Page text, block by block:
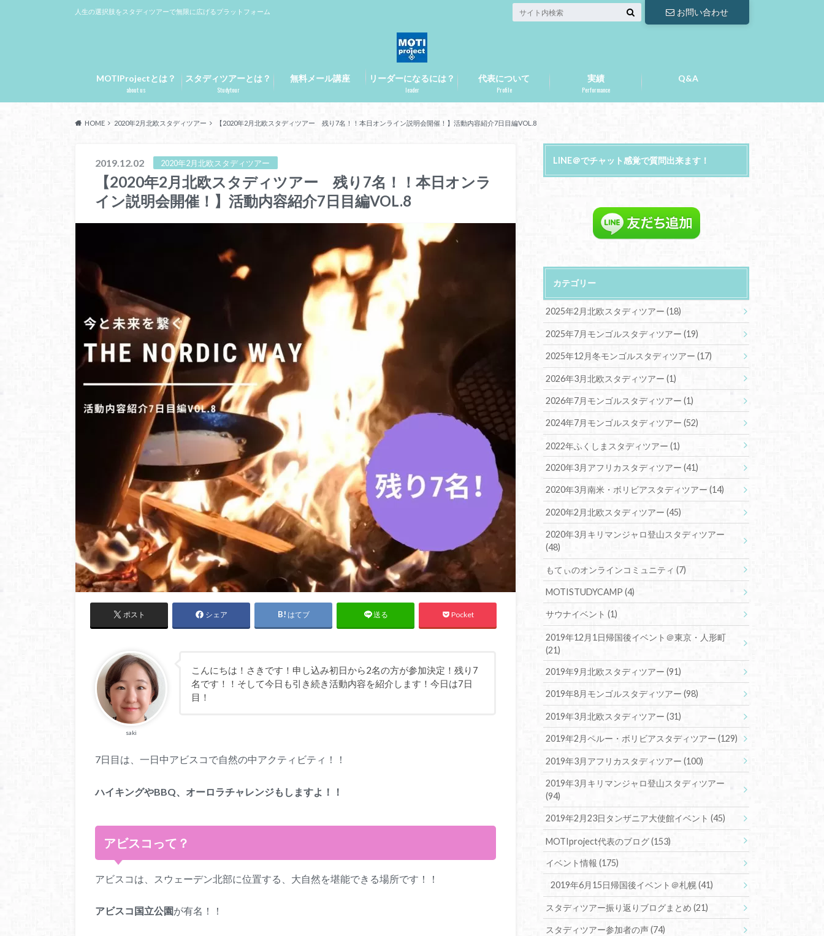
人生の選択肢をスタディツアーで無限に広げるプラットフォーム お問い合わせ
MOTIProjectとは？
about us
スタディツアーとは？
Studytour
無料メール講座 リーダーになるには？
leader
代表について
Profile
実績
Performance
Q&A
HOME 2020年2月北欧スタディツアー 【2020年2月北欧スタディツアー 残り7名！！本日オンライン説明会開催！】活動内容紹介7日目編VOL.8
2019.12.02 2020年2月北欧スタディツアー
【2020年2月北欧スタディツアー 残り7名！！本日オンラ
イン説明会開催！】活動内容紹介7日目編VOL.8
ポスト シェア はてブ 送る Pocket
saki
こんにちは！さきです！申し込み初日から2名の方が参加決定！残り7
名です！！そして今日も引き続き活動内容を紹介します！今日は7日
目！
7日目は、一日中アビスコで自然の中アクティビティ！！
ハイキングやBBQ、オーロラチャレンジもしますよ！！
アビスコって？
アビスコは、スウェーデン北部に位置する、大自然を堪能できる場所です！！
アビスコ国立公園が有名！！
LINE＠でチャット感覚で質問出来ます！
カテゴリー
2025年2月北欧スタディツアー(18)
2025年7月モンゴルスタディツアー(19)
2025年12月冬モンゴルスタディツアー(17)
2026年3月北欧スタディツアー(1)
2026年7月モンゴルスタディツアー(1)
2024年7月モンゴルスタディツアー(52)
2022年ふくしまスタディツアー(1)
2020年3月アフリカスタディツアー(41)
2020年3月南米・ボリビアスタディツアー(14)
2020年2月北欧スタディツアー(45)
2020年3月キリマンジャロ登山スタディツアー
(48)
もてぃのオンラインコミュニティ(7)
MOTISTUDYCAMP(4)
サウナイベント(1)
2019年12月1日帰国後イベント＠東京・人形町
(21)
2019年9月北欧スタディツアー(91)
2019年8月モンゴルスタディツアー(98)
2019年3月北欧スタディツアー(31)
2019年2月ペルー・ボリビアスタディツアー(129)
2019年3月アフリカスタディツアー(100)
2019年3月キリマンジャロ登山スタディツアー
(94)
2019年2月23日タンザニア大使館イベント(45)
MOTIproject代表のブログ(153)
イベント情報(175)
2019年6月15日帰国後イベント＠札幌(41)
スタディツアー振り返りブログまとめ(21)
スタディツアー参加者の声(74)